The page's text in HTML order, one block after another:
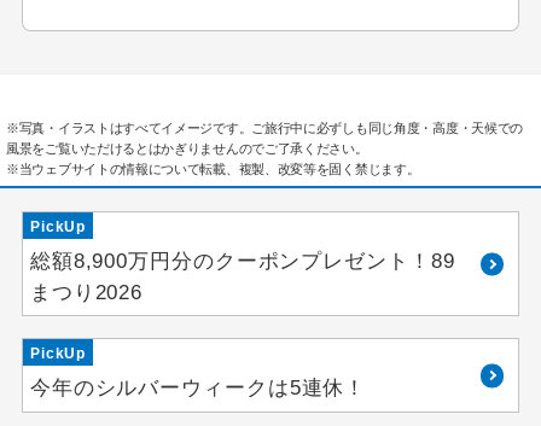
※写真・イラストはすべてイメージです。ご旅行中に必ずしも同じ角度・高度・天候での
風景をご覧いただけるとはかぎりませんのでご了承ください。
※当ウェブサイトの情報について転載、複製、改変等を固く禁じます。
PickUp
総額8,900万円分のクーポンプレゼント！89
まつり2026
PickUp
今年のシルバーウィークは5連休！